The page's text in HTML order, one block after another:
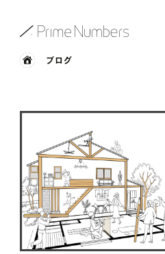
サービス一覧
特長
事例紹介
お役立ち情報
会社情報
ブログ